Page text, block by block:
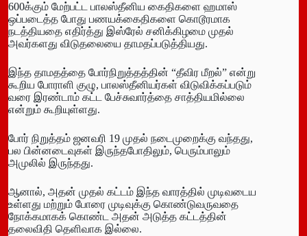
600க்கும் மேற்பட்ட பாலஸ்தீனிய கைதிகளை ஹமாஸ்
ஒப்படைத்த போது பணயக்கைதிகளை கொடூரமாக
நடத்தியதை எதிர்த்து இஸ்ரேல் சனிக்கிழமை முதல்
அவர்களது விடுதலையை தாமதப்படுத்தியது.
இந்த தாமதத்தை போர்நிறுத்தத்தின் “தீவிர மீறல்” என்று
கூறிய போராளி குழு, பாலஸ்தீனியர்கள் விடுவிக்கப்படும்
வரை இரண்டாம் கட்ட பேச்சுவார்த்தை சாத்தியமில்லை
என்றும் கூறியுள்ளது.
போர் நிறுத்தம் ஜனவரி 19 முதல் நடைமுறைக்கு வந்தது,
பல பின்னடைவுகள் இருந்தபோதிலும், பெரும்பாலும்
அமுலில் இருந்தது.
ஆனால், அதன் முதல் கட்டம் இந்த வாரத்தில் முடிவடைய
உள்ளது மற்றும் போரை முடிவுக்கு கொண்டுவருவதை
நோக்கமாகக் கொண்ட அதன் அடுத்த கட்டத்தின்
தலைவிதி தெளிவாக இல்லை.